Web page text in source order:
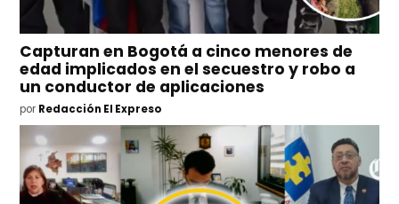
Capturan en Bogotá a cinco menores de
edad implicados en el secuestro y robo a
un conductor de aplicaciones
por Redacción El Expreso